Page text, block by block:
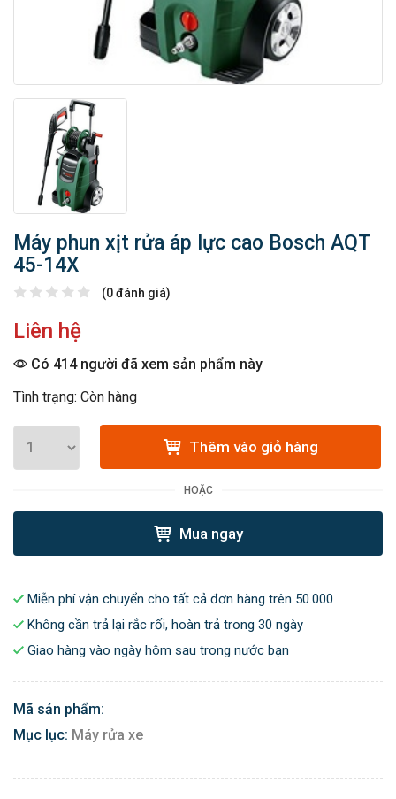
Máy phun xịt rửa áp lực cao Bosch AQT
45-14X
(0 đánh giá)
Liên hệ
Có 414 người đã xem sản phẩm này
Tình trạng: Còn hàng
Thêm vào giỏ hàng
HOẶC
Mua ngay
Miễn phí vận chuyển cho tất cả đơn hàng trên 50.000
Không cần trả lại rắc rối, hoàn trả trong 30 ngày
Giao hàng vào ngày hôm sau trong nước bạn
Mã sản phẩm:
Mục lục: Máy rửa xe